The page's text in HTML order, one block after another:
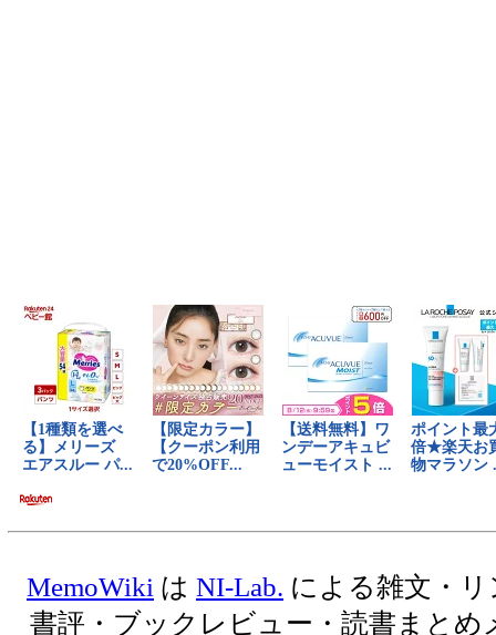
MemoWiki は NI-Lab. による雑文・
書評・ブックレビュー・読書まとめ